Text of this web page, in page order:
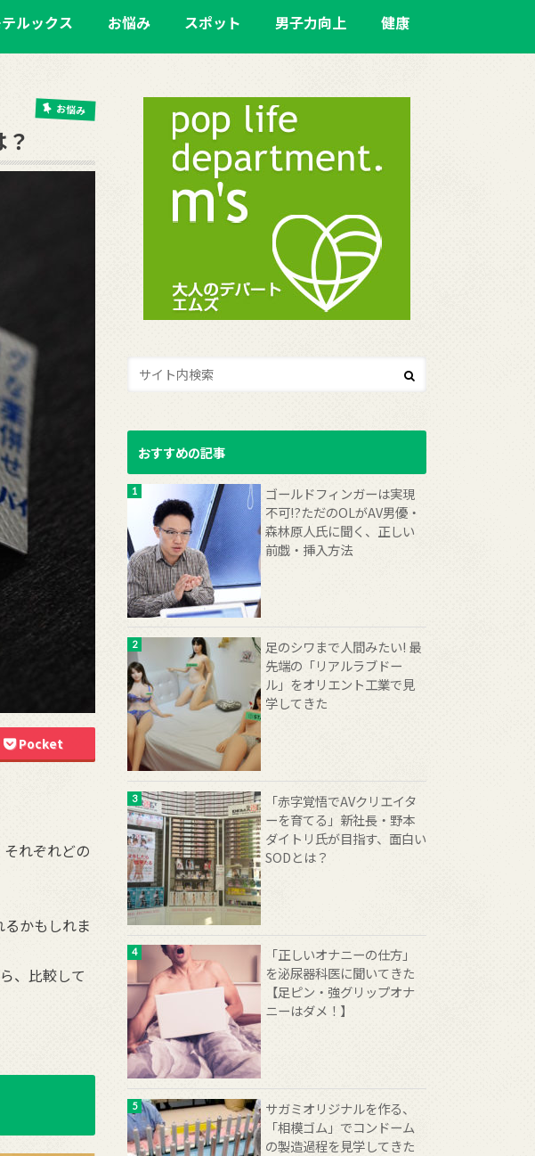
ルックス お悩み スポット 男子力向上 健康
お悩み
Pocket
れぞれどの
かもしれま
、比較して
おすすめの記事
ゴールドフィンガーは実現
不可!?ただのOLがAV男優・
森林原人氏に聞く、正しい
前戯・挿入方法
足のシワまで人間みたい! 最
先端の「リアルラブドー
ル」をオリエント工業で見
学してきた
「赤字覚悟でAVクリエイタ
ーを育てる」新社長・野本
ダイトリ氏が目指す、面白い
SODとは？
「正しいオナニーの仕方」
を泌尿器科医に聞いてきた
【足ピン・強グリップオナ
ニーはダメ！】
サガミオリジナルを作る、
「相模ゴム」でコンドーム
の製造過程を見学してきた